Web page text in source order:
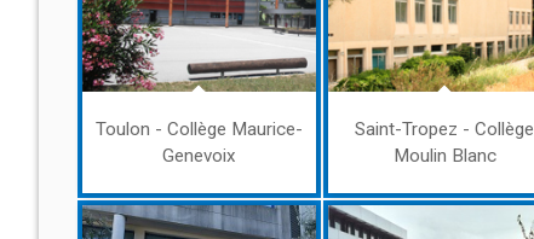
Toulon - Collège Maurice-
Genevoix
Saint-Tropez - Collège
Moulin Blanc